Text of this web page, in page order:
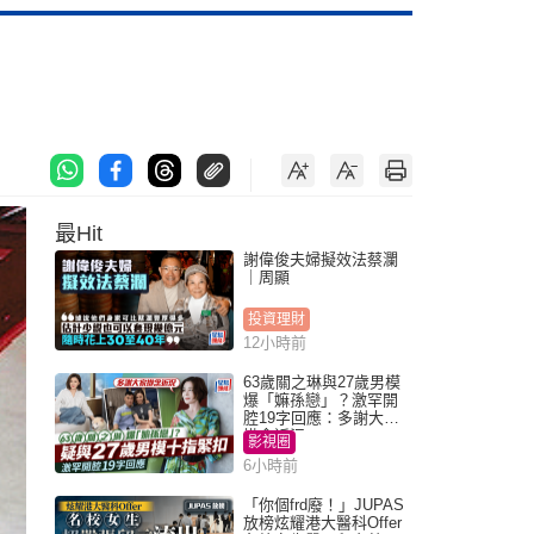
最Hit
謝偉俊夫婦擬效法蔡瀾
｜周顯
投資理財
12小時前
63歲關之琳與27歲男模
爆「嫲孫戀」？激罕開
腔19字回應：多謝大家
掛念近況
影視圈
6小時前
「你個frd廢！」JUPAS
放榜炫耀港大醫科Offer